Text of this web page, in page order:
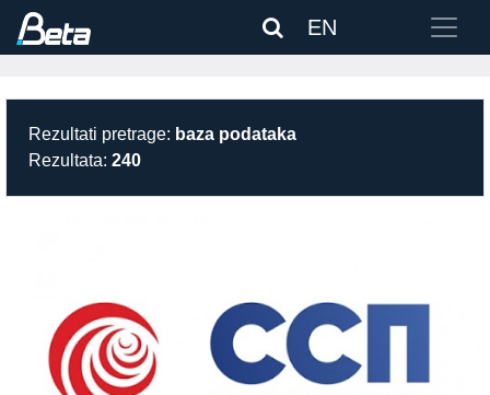
EN
Rezultati pretrage: baza podataka
Rezultata: 240